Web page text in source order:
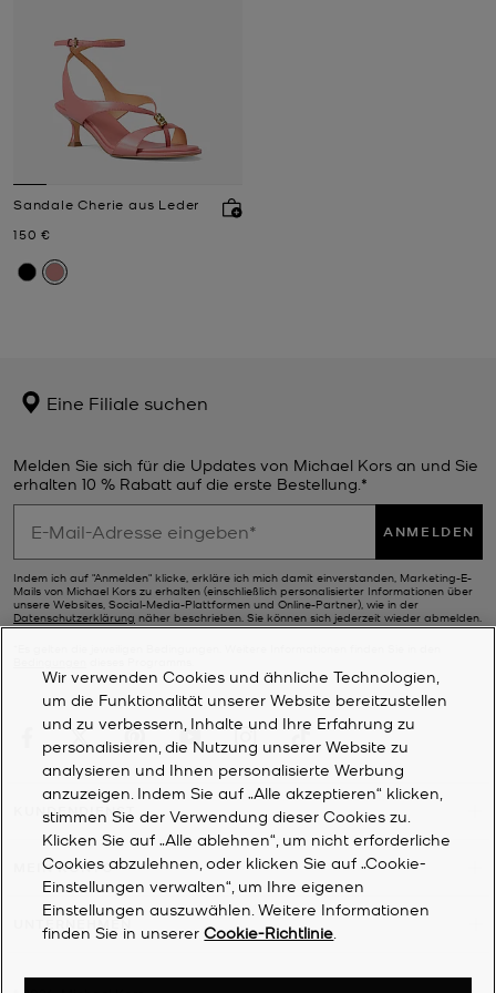
Sandale Cherie aus Leder
Jetzt
150 €
Eine Filiale suchen
Melden Sie sich für die Updates von Michael Kors an und Sie
erhalten 10 % Rabatt auf die erste Bestellung.*
ANMELDEN
Indem ich auf "Anmelden" klicke, erkläre ich mich damit einverstanden, Marketing-E-
Mails von Michael Kors zu erhalten (einschließlich personalisierter Informationen über
unsere Websites, Social-Media-Plattformen und Online-Partner), wie in der
Datenschutzerklärung näher beschrieben. Sie können sich jederzeit wieder abmelden.
KUNDENDIENST
MEIN KONTO
UNTERNEHMEN
Wir verwenden Cookies und ähnliche Technologien,
um die Funktionalität unserer Website bereitzustellen
und zu verbessern, Inhalte und Ihre Erfahrung zu
personalisieren, die Nutzung unserer Website zu
analysieren und Ihnen personalisierte Werbung
anzuzeigen. Indem Sie auf „Alle akzeptieren“ klicken,
stimmen Sie der Verwendung dieser Cookies zu.
Klicken Sie auf „Alle ablehnen“, um nicht erforderliche
Cookies abzulehnen, oder klicken Sie auf „Cookie-
Einstellungen verwalten“, um Ihre eigenen
Einstellungen auszuwählen. Weitere Informationen
finden Sie in unsererCookie-Richtlinie